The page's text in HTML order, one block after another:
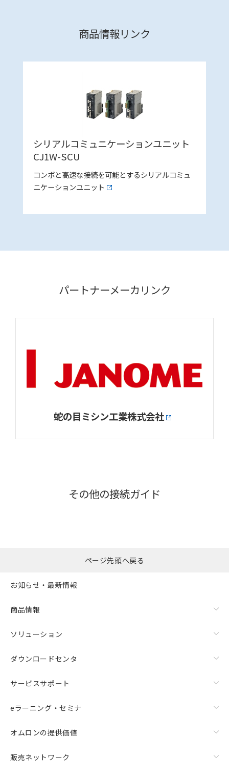
商品情報リンク
シリアルコミュニケーションユニット
CJ1W-SCU
コンポと高速な接続を可能とするシリアルコミュ
ニケーションユニット
パートナーメーカリンク
蛇の目ミシン工業株式会社
その他の接続ガイド
ページ先頭へ戻る
お知らせ・最新情報
商品情報
ソリューション
ダウンロードセンタ
サービスサポート
eラーニング・セミナ
オムロンの提供価値
販売ネットワーク